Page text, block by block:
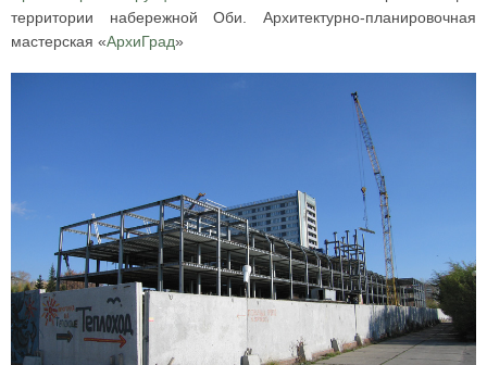
территории набережной Оби. Архитектурно-планировочная
мастерская «АрхиГрад»